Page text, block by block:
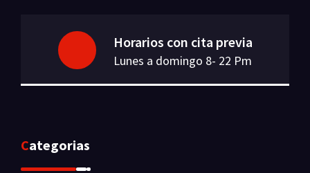
Horarios con cita previa
Lunes a domingo 8- 22 Pm
Categorias